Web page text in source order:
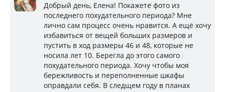
Добрый день, Елена! Покажете фото из
последнего похудательного периода? Мне
лично сам процесс очень нравится. А ещë хочу
избавиться от вещей больших размеров и
пустить в ход размеры 46 и 48, которые не
носила лет 10. Берегла до этого самого
похудательного периода. Хочу чтобы моя
бережливость и переполненные шкафы
оправдали себя. В следщем году в планах